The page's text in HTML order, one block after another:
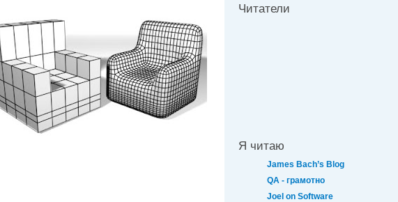
Читатели
Я читаю
James Bach’s Blog
QA - грамотно
Joel on Software